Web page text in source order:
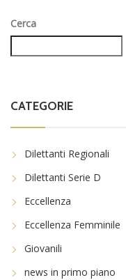
Cerca
CATEGORIE
Dilettanti Regionali
Dilettanti Serie D
Eccellenza
Eccellenza Femminile
Giovanili
news in primo piano